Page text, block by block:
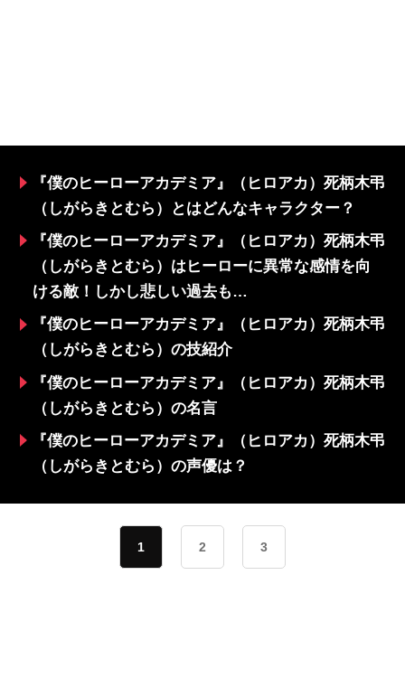
『僕のヒーローアカデミア』（ヒロアカ）死柄木弔
（しがらきとむら）とはどんなキャラクター？
『僕のヒーローアカデミア』（ヒロアカ）死柄木弔
（しがらきとむら）はヒーローに異常な感情を向
ける敵！しかし悲しい過去も…
『僕のヒーローアカデミア』（ヒロアカ）死柄木弔
（しがらきとむら）の技紹介
『僕のヒーローアカデミア』（ヒロアカ）死柄木弔
（しがらきとむら）の名言
『僕のヒーローアカデミア』（ヒロアカ）死柄木弔
（しがらきとむら）の声優は？
1 2 3